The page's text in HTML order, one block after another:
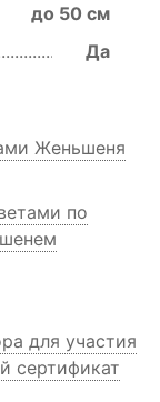
до 50 см
Да
Женьшеня
по
для участия
сертификат